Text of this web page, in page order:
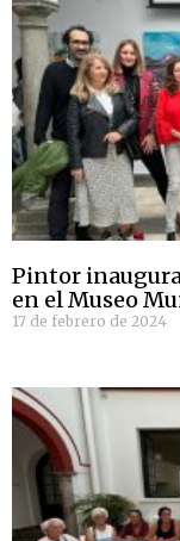
Pintor inaugura
en el Museo
17 de febrero de 2024